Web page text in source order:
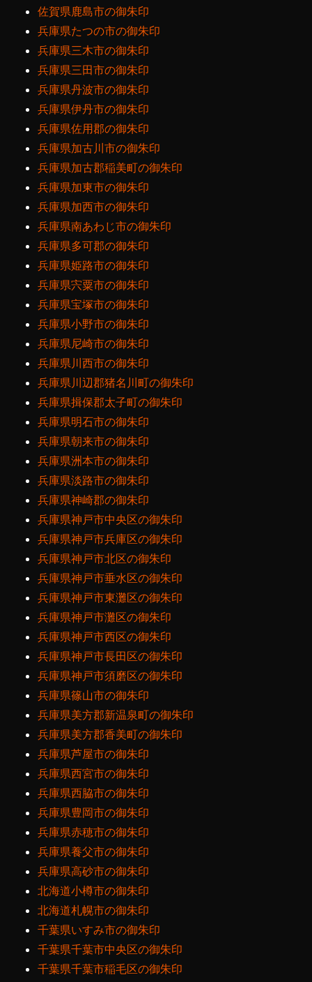
佐賀県鹿島市の御朱印
兵庫県たつの市の御朱印
兵庫県三木市の御朱印
兵庫県三田市の御朱印
兵庫県丹波市の御朱印
兵庫県伊丹市の御朱印
兵庫県佐用郡の御朱印
兵庫県加古川市の御朱印
兵庫県加古郡稲美町の御朱印
兵庫県加東市の御朱印
兵庫県加西市の御朱印
兵庫県南あわじ市の御朱印
兵庫県多可郡の御朱印
兵庫県姫路市の御朱印
兵庫県宍粟市の御朱印
兵庫県宝塚市の御朱印
兵庫県小野市の御朱印
兵庫県尼崎市の御朱印
兵庫県川西市の御朱印
兵庫県川辺郡猪名川町の御朱印
兵庫県揖保郡太子町の御朱印
兵庫県明石市の御朱印
兵庫県朝来市の御朱印
兵庫県洲本市の御朱印
兵庫県淡路市の御朱印
兵庫県神崎郡の御朱印
兵庫県神戸市中央区の御朱印
兵庫県神戸市兵庫区の御朱印
兵庫県神戸市北区の御朱印
兵庫県神戸市垂水区の御朱印
兵庫県神戸市東灘区の御朱印
兵庫県神戸市灘区の御朱印
兵庫県神戸市西区の御朱印
兵庫県神戸市長田区の御朱印
兵庫県神戸市須磨区の御朱印
兵庫県篠山市の御朱印
兵庫県美方郡新温泉町の御朱印
兵庫県美方郡香美町の御朱印
兵庫県芦屋市の御朱印
兵庫県西宮市の御朱印
兵庫県西脇市の御朱印
兵庫県豊岡市の御朱印
兵庫県赤穂市の御朱印
兵庫県養父市の御朱印
兵庫県高砂市の御朱印
北海道小樽市の御朱印
北海道札幌市の御朱印
千葉県いすみ市の御朱印
千葉県千葉市中央区の御朱印
千葉県千葉市稲毛区の御朱印